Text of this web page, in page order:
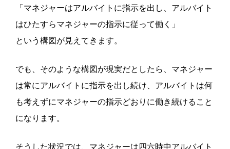
「マネジャーはアルバイトに指示を出し、アルバイト
はひたすらマネジャーの指示に従って働く」
という構図が見えてきます。
でも、そのような構図が現実だとしたら、マネジャー
は常にアルバイトに指示を出し続け、アルバイトは何
も考えずにマネジャーの指示どおりに働き続けること
になります。
そうした状況では、マネジャーは四六時中アルバイト